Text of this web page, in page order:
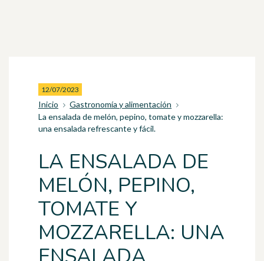
12/07/2023
Inicio
Gastronomía y alimentación
La ensalada de melón, pepino, tomate y mozzarella:
una ensalada refrescante y fácil.
LA ENSALADA DE
MELÓN, PEPINO,
TOMATE Y
MOZZARELLA: UNA